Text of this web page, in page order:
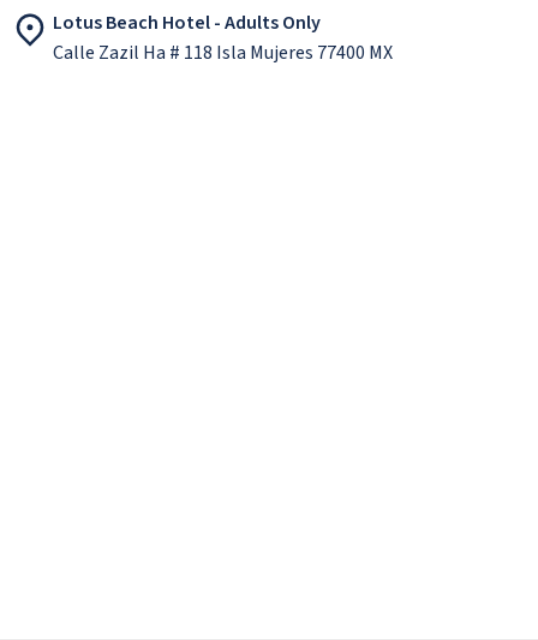
Lotus Beach Hotel - Adults Only
Calle Zazil Ha # 118 Isla Mujeres 77400 MX